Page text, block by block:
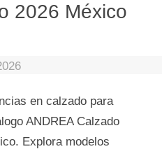
2026 México
en calzado para
ANDREA Calzado
Explora modelos